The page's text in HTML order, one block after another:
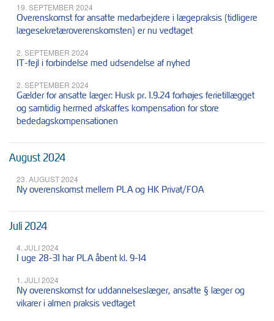
19. SEPTEMBER 2024
Overenskomst for ansatte medarbejdere i lægepraksis (tidligere
lægesekretæroverenskomsten) er nu vedtaget
2. SEPTEMBER 2024
IT-fejl i forbindelse med udsendelse af nyhed
2. SEPTEMBER 2024
Gælder for ansatte læger: Husk pr. 1.9.24 forhøjes ferietillægget
og samtidig hermed afskaffes kompensation for store
bededagskompensationen
August 2024
23. AUGUST 2024
Ny overenskomst mellem PLA og HK Privat/FOA
Juli 2024
4. JULI 2024
I uge 28-31 har PLA åbent kl. 9-14
1. JULI 2024
Ny overenskomst for uddannelseslæger, ansatte § læger og
vikarer i almen praksis vedtaget